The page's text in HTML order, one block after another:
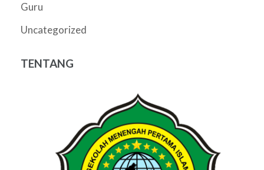
Guru
Uncategorized
TENTANG